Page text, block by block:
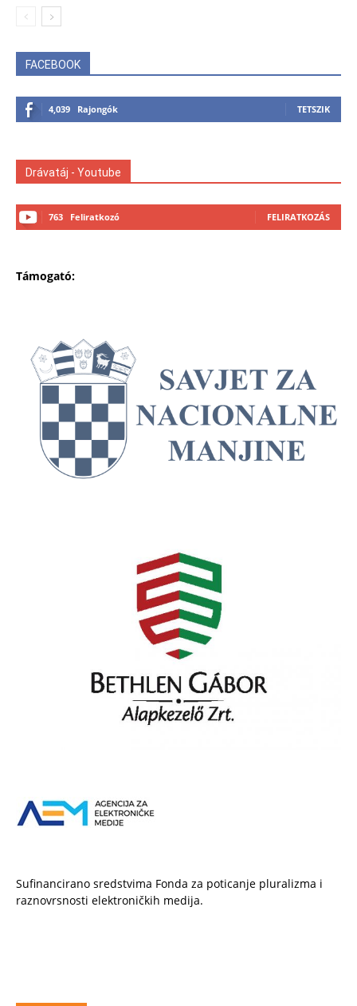
FACEBOOK
4,039 Rajongók TETSZIK
Drávatáj - Youtube
763 Feliratkozó FELIRATKOZÁS
Támogató:
Sufinancirano sredstvima Fonda za poticanje pluralizma i
raznovrsnosti elektroničkih medija.